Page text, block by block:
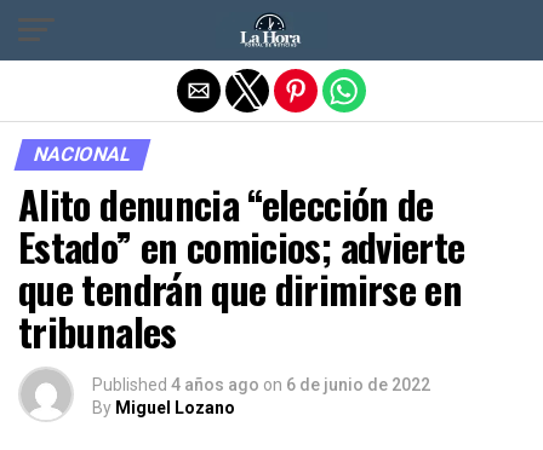
NACIONAL
Alito denuncia “elección de
Estado” en comicios; advierte
que tendrán que dirimirse en
tribunales
Published 4 años ago on 6 de junio de 2022
By Miguel Lozano
Salir de la versión móvil